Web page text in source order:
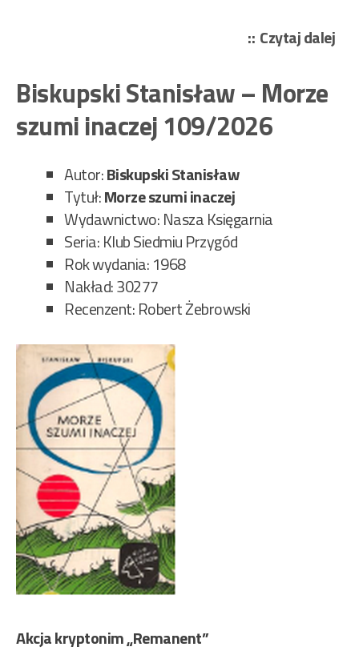
Czytaj dalej
Biskupski Stanisław – Morze
szumi inaczej 109/2026
Autor:Biskupski Stanisław
Tytuł:Morze szumi inaczej
Wydawnictwo: Nasza Księgarnia
Seria: Klub Siedmiu Przygód
Rok wydania: 1968
Nakład: 30277
Recenzent: Robert Żebrowski
Akcja kryptonim „Remanent”